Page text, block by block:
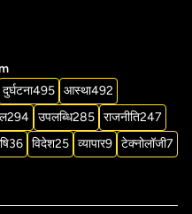
दुर्घटना495 आस्था492
294 उपलब्धि285 राजनीति247
36 विदेश25 व्यापार9 टेक्नोलॉजी7